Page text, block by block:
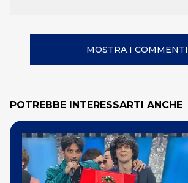
MOSTRA I COMMENTI
POTREBBE INTERESSARTI ANCHE